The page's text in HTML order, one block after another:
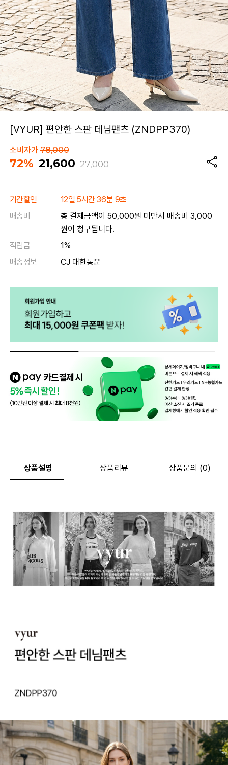
[VYUR] 편안한 스판 데님팬츠 (ZNDPP370)
소비자가78,000
72% 21,600 27,000
기간할인
12일 5시간 36분 9초
배송비
총 결제금액이 50,000원 미만시 배송비 3,000
원이 청구됩니다.
적립금
1%
배송정보
CJ 대한통운
상품설명 상품리뷰 상품문의 (0)